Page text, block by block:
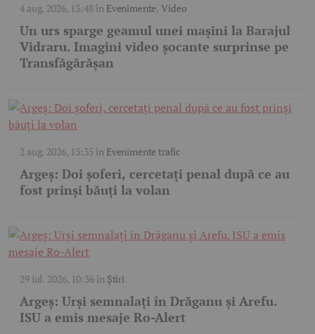
4 aug. 2026, 13:48în Evenimente,Video
Un urs sparge geamul unei mașini la Barajul
Vidraru. Imagini video șocante surprinse pe
Transfăgărășan
2 aug. 2026, 13:35 în Evenimente trafic
Argeș: Doi șoferi, cercetați penal după ce au
fost prinși băuți la volan
29 iul. 2026, 10:36în Știri
Argeș: Urși semnalați în Drăganu și Arefu.
ISU a emis mesaje Ro-Alert